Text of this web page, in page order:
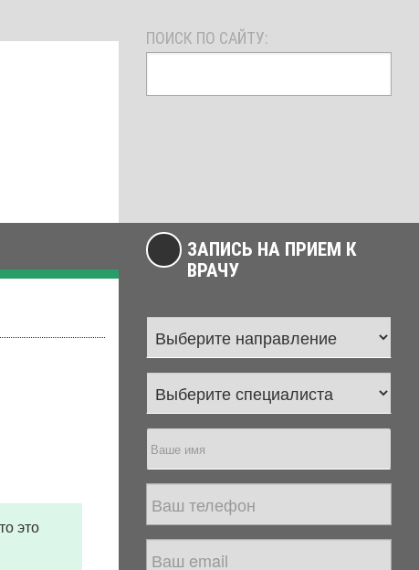
ПОИСК ПО САЙТУ:
это
ЗАПИСЬ НА ПРИЕМ К
ВРАЧУ